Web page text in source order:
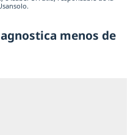
menos de